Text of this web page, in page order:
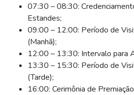
07:30 – 08:30:
Estandes;
09:00 – 12:00: Período de
(Manhã);
12:00 – 13:30: Intervalo para
13:30 – 15:30: Período de
(Tarde);
16:00: Cerimônia de